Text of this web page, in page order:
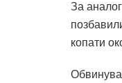
За
копати